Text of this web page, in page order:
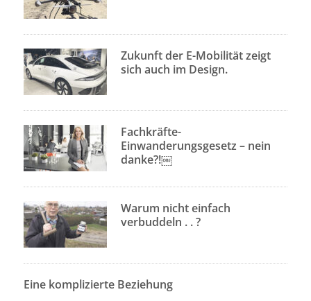
Zukunft der E-Mobilität zeigt
sich auch im Design.
Fachkräfte-
Einwanderungsgesetz – nein
danke?!￼
Warum nicht einfach
verbuddeln . . ?
Eine komplizierte Beziehung